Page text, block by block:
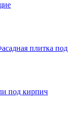
плитка под
под кирпич